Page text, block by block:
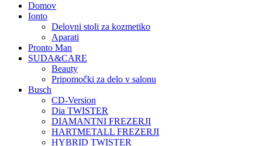
Domov
Ionto
Delovni stoli za kozmetiko
Aparati
Pronto Man
SUDA&CARE
Beauty
Pripomočki za delo v salonu
Busch
CD-Version
Dia TWISTER
DIAMANTNI FREZERJI
HARTMETALL FREZERJI
HYBRID TWISTER